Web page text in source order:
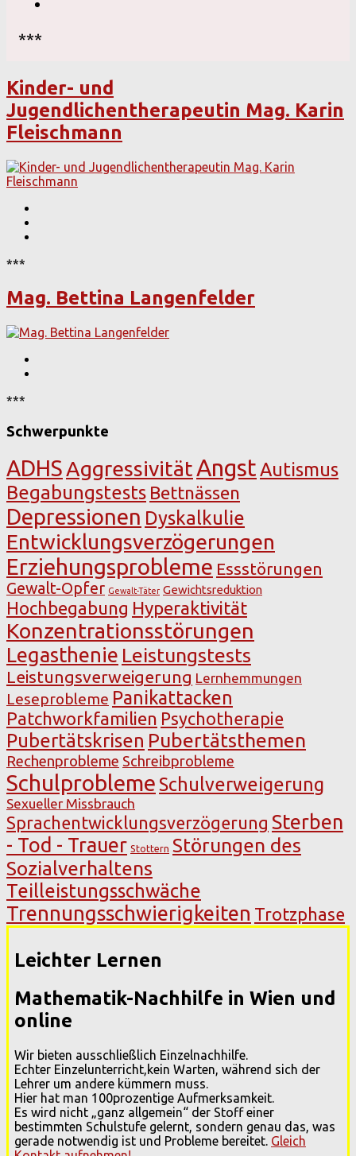
***
Kinder- und
Jugendlichentherapeutin Mag. Karin
Fleischmann
***
Mag. Bettina Langenfelder
***
Schwerpunkte
ADHSAggressivitätAngstAutismus
Begabungstests Bettnässen
Depressionen Dyskalkulie
Entwicklungsverzögerungen
Erziehungsprobleme Essstörungen
Gewalt-Opfer Gewalt-Täter Gewichtsreduktion
Hochbegabung Hyperaktivität
Konzentrationsstörungen
Legasthenie Leistungstests
Leistungsverweigerung Lernhemmungen
Leseprobleme Panikattacken
Patchworkfamilien Psychotherapie
Pubertätskrisen Pubertätsthemen
Rechenprobleme Schreibprobleme
SchulproblemeSchulverweigerung
Sexueller Missbrauch
Sprachentwicklungsverzögerung Sterben
- Tod - Trauer Stottern Störungen des
Sozialverhaltens
Teilleistungsschwäche
Trennungsschwierigkeiten Trotzphase
Leichter Lernen
Mathematik-Nachhilfe in Wien und
online
Wir bieten ausschließlich Einzelnachhilfe.
Echter Einzelunterricht,kein Warten, während sich der
Lehrer um andere kümmern muss.
Hier hat man 100prozentige Aufmerksamkeit.
Es wird nicht „ganz allgemein“ der Stoff einer
bestimmten Schulstufe gelernt, sondern genau das, was
gerade notwendig ist und Probleme bereitet. Gleich